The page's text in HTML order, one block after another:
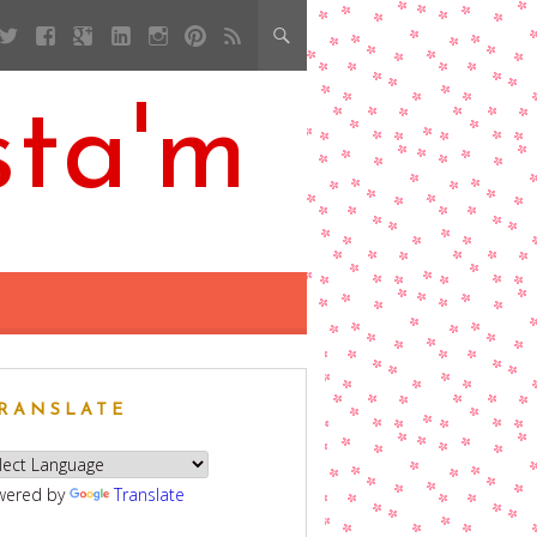
by Translate